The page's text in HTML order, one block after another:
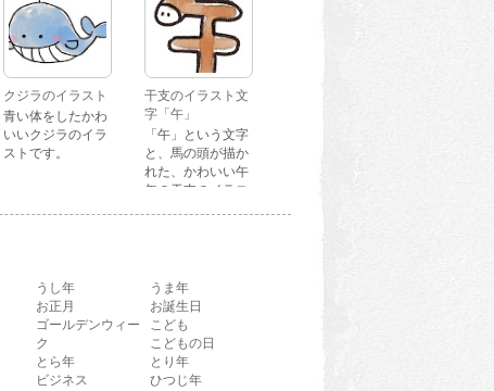
クジラのイラスト
青い体をしたかわ
いいクジラのイラ
ストです。
干支のイラスト文
字「午」
「午」という文字
と、馬の頭が描か
れた、かわいい午
年の干支のイラス
うし年
うま年
お正月
お誕生日
ゴールデンウィー
ク
こども
こどもの日
とら年
とり年
ビジネス ひつじ年